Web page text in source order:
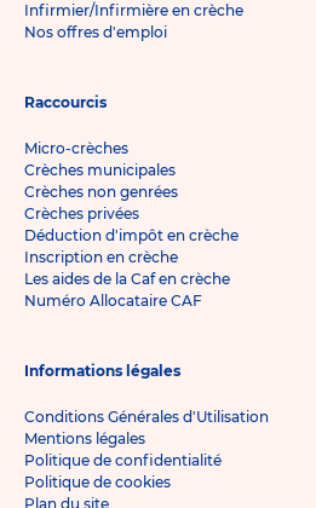
Infirmier/Infirmière en crèche
Nos offres d'emploi
Raccourcis
Micro-crèches
Crèches municipales
Crèches non genrées
Crèches privées
Déduction d'impôt en crèche
Inscription en crèche
Les aides de la Caf en crèche
Numéro Allocataire CAF
Informations légales
Conditions Générales d'Utilisation
Mentions légales
Politique de confidentialité
Politique de cookies
Plan du site